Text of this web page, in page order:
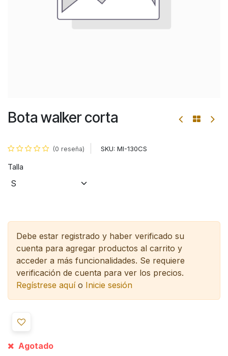
Bota walker corta
(0 reseña) SKU: MI-130CS
Talla
Debe estar registrado y haber verificado su
cuenta para agregar productos al carrito y
acceder a más funcionalidades. Se requiere
verificación de cuenta para ver los precios.
Regístrese aquío Inicie sesión
Agotado